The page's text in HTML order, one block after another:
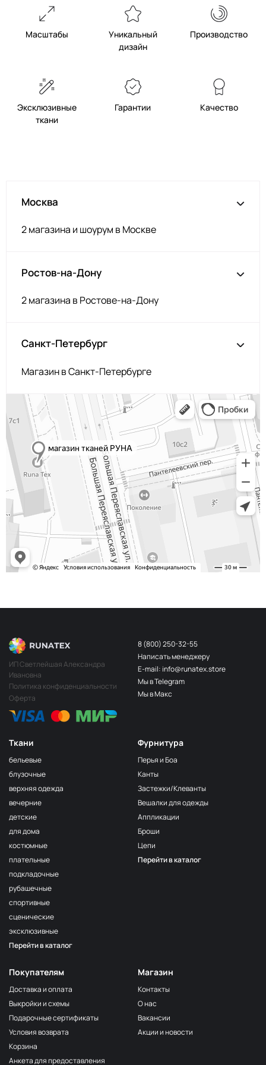
Масштабы
Уникальный
дизайн
Производство
Эксклюзивные
ткани
Гарантии Качество
Москва
2 магазина и шоурум в Москве
Ростов-на-Дону
2 магазина в Ростове-на-Дону
Санкт-Петербург
Магазин в Санкт-Петербурге
Ткани
бельевые
блузочные
верхняя одежда
вечерние
детские
для дома
костюмные
плательные
подкладочные
рубашечные
спортивные
сценические
эксклюзивные
Перейти в каталог
Фурнитура
Перья и Боа
Канты
Застежки/Клеванты
Вешалки для одежды
Аппликации
Броши
Цепи
Перейти в каталог
Покупателям
Доставка и оплата
Выкройки и схемы
Подарочные сертификаты
Условия возврата
Корзина
Анкета для предоставления
Магазин
Контакты
О нас
Вакансии
Акции и новости
ИП Светлейшая Александра
Ивановна
Политика конфиденциальности
Оферта
8 (800) 250-32-55
Написать менеджеру
E-mail: info@runatex.store
Мы в Telegram
Мы в Макс